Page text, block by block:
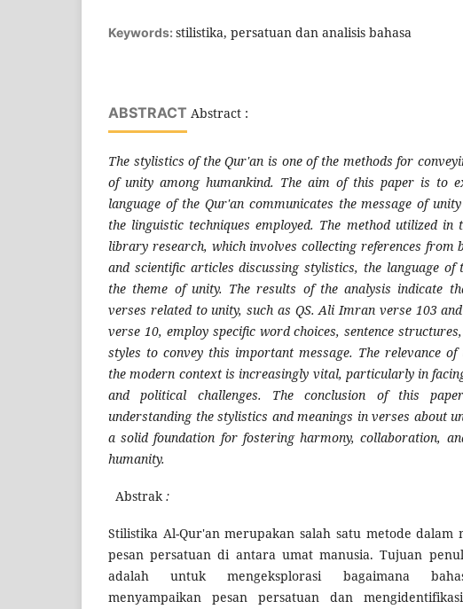
Keywords: stilistika, persatuan dan analisis bahasa
ABSTRACT Abstract :
The stylistics of the Qur'an is one of the methods for
of unity among humankind. The aim of this paper is to
language of the Qur'an communicates the message of
the linguistic techniques employed. The method utilized in
library research, which involves collecting references from
and scientific articles discussing stylistics, the language of
the theme of unity. The results of the analysis indicate
verses related to unity, such as QS. Ali Imran verse 103
verse 10, employ specific word choices, sentence
styles to convey this important message. The relevance of
the modern context is increasingly vital, particularly in
and political challenges. The conclusion of this
understanding the stylistics and meanings in verses about
a solid foundation for fostering harmony, collaboration,
humanity.
Abstrak:
Stilistika Al-Qur'an merupakan salah satu metode dalam
pesan persatuan di antara umat manusia. Tujuan
adalah untuk mengeksplorasi bagaimana
menyampaikan pesan persatuan dan